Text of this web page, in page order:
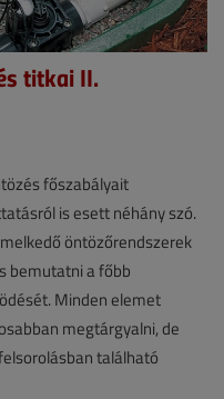
titkai II.
főszabályait
is esett néhány szó.
öntözőrendszerek
bemutatni a főbb
Minden elemet
megtárgyalni, de
található